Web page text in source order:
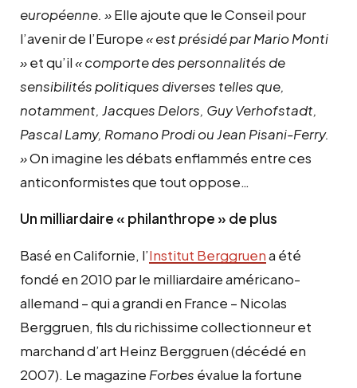
européenne. »Elle ajoute que le Conseil pour
l’avenir de l’Europe« est présidé par Mario Monti
»et qu’il« comporte des personnalités de
sensibilités politiques diverses telles que,
notamment, Jacques Delors, Guy Verhofstadt,
Pascal Lamy, Romano Prodi ou Jean Pisani-Ferry.
»On imagine les débats enflammés entre ces
anticonformistes que tout oppose…
Un milliardaire « philanthrope » de plus
Basé en Californie, l’Institut Berggruena été
fondé en 2010 par le milliardaire américano-
allemand – qui a grandi en France – Nicolas
Berggruen, fils du richissime collectionneur et
marchand d’art Heinz Berggruen (décédé en
2007). Le magazine Forbes évalue la fortune